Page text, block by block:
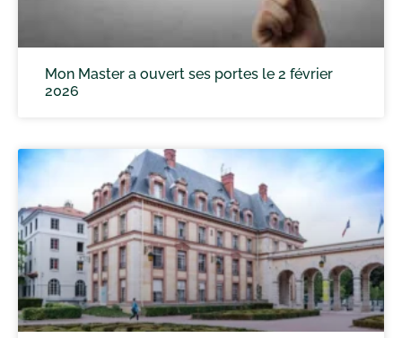
Mon Master a ouvert ses portes le 2 février
2026